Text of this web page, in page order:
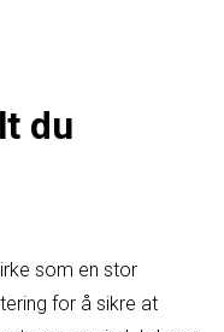
du
som en stor
for å sikre at